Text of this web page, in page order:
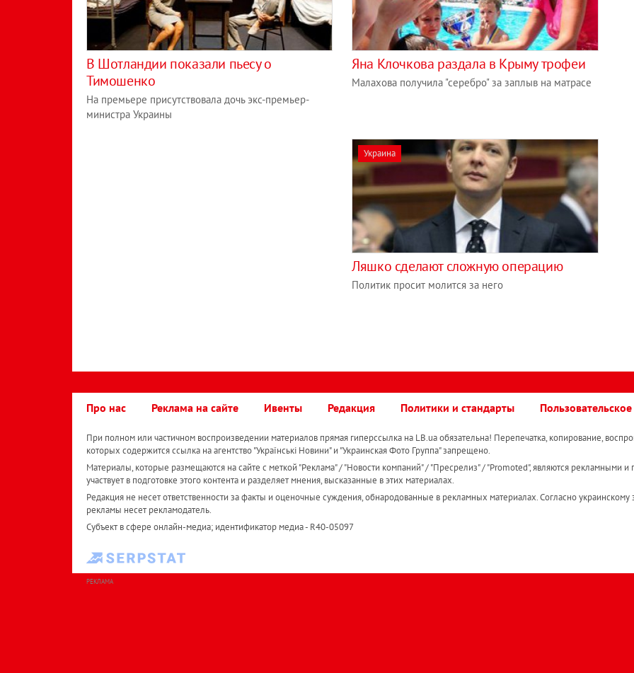
В Шотландии показали пьесу о
Тимошенко
На премьере присутствовала дочь экс-премьер-
министра Украины
Яна Клочкова раздала в Крыму трофеи
Малахова получила "серебро" за заплыв на матрасе
Украина
Ляшко сделают сложную операцию
Политик просит молится за него
Про нас Реклама на сайте Ивенты Редакция Политики и стандарты
При полном или частичном воспроизведении материалов прямая гиперссылка на LB.ua обязательна! Перепечатка, копирование,
которых содержится ссылка на агентство "Українськi Новини" и "Украинская Фото Группа" запрещено.
Материалы, которые размещаются на сайте с меткой "Реклама" / "Новости компаний" / "Пресрелиз" / "Promoted", являются рекламными и
участвует в подготовке этого контента и разделяет мнения, высказанные в этих материалах.
Редакция не несет ответственности за факты и оценочные суждения, обнародованные в рекламных материалах. Согласно украинскому
рекламы несет рекламодатель.
Субъект в сфере онлайн-медиа; идентификатор медиа - R40-05097
РЕКЛАМА